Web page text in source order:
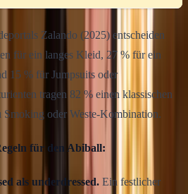
Zalando (2025) entscheiden
für ein langes Kleid, 27 % für ein
15 % für Jumpsuits oder
tragen 82 % einen klassischen
oder Weste-Kombination.
für den Abiball:
als underdressed. Ein festlicher